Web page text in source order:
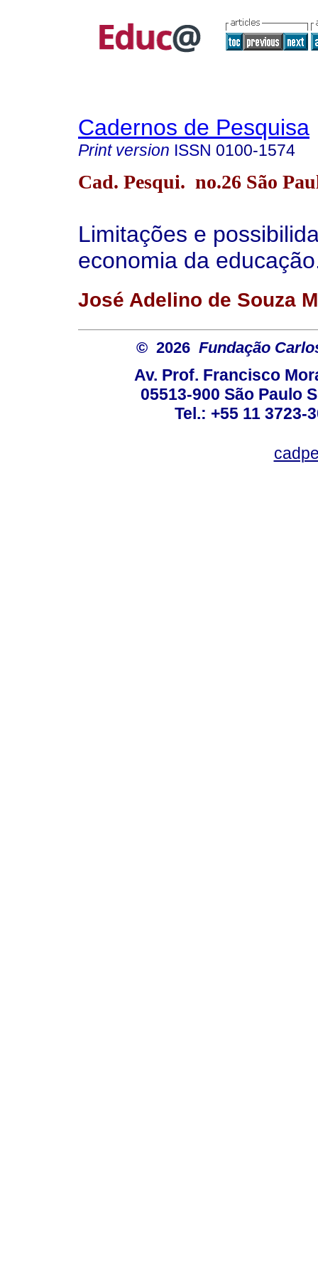
Cadernos de Pesquisa
Print version ISSN 0100-1574
Cad. Pesqui. no.26 São
Limitações e
economia da
José Adelino de Souza
© 2026 Fundação
Av. Prof. Francisco
05513-900 São Paulo
Tel.: +55 11 3723-